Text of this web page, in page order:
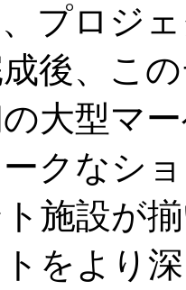
プロジ
後、こ
大型マ
クなシ
施設が
をより